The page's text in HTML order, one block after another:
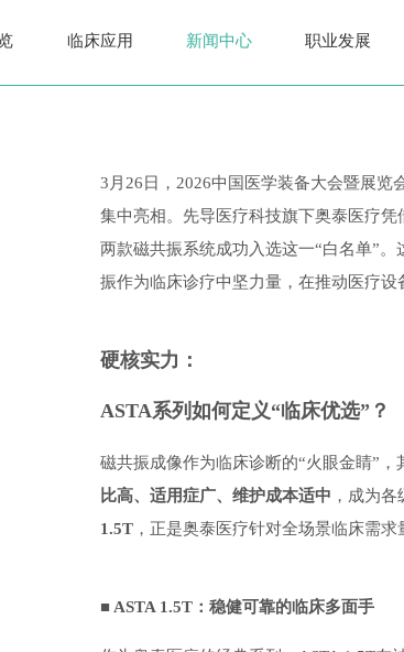
临床应用 新闻中心 职业发展
3月26日，2026中国医学装备大会暨展
集中亮相。先导医疗科技旗下奥泰医疗凭
两款磁共振系统成功入选这一“白名单”
振作为临床诊疗中坚力量，在推动医疗设
硬核实力：
ASTA系列如何定义“临床优选”？
磁共振成像作为临床诊断的“火眼金睛”
比高、适用症广、维护成本适中 ，成为
1.5T，正是奥泰医疗针对全场景临床需求
■ ASTA 1.5T：稳健可靠的临床多面手